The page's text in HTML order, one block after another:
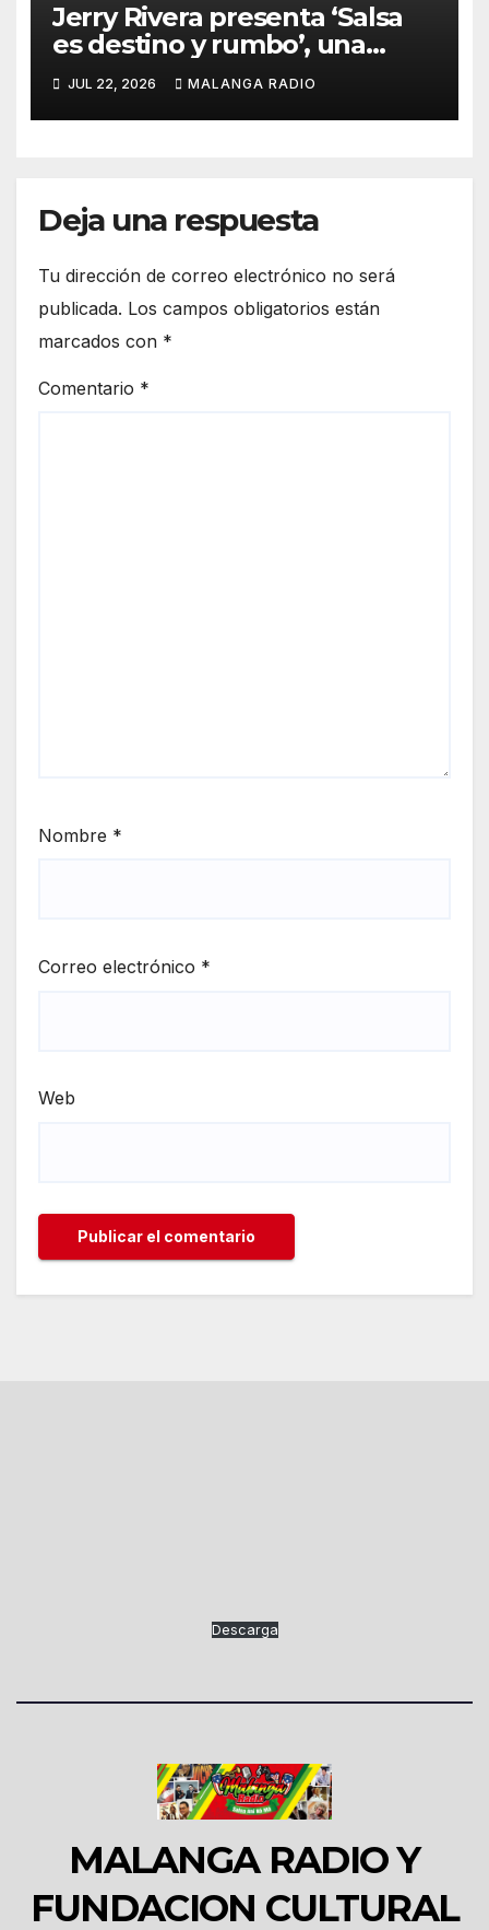
Jerry Rivera presenta ‘Salsa
es destino y rumbo’, una
canción dedicada a la
diáspora puertorriqueña
JUL 22, 2026 MALANGA RADIO
Deja una respuesta
Tu dirección de correo electrónico no será
publicada. Los campos obligatorios están
marcados con *
Comentario *
Nombre *
Correo electrónico *
Web
Descarga
MALANGA RADIO Y
FUNDACION CULTURAL